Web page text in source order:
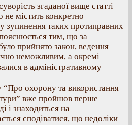
згаданої вище статті
не містить конкретно
зупинення таких протиправних
тим, що за
прийнято закон, ведення
неможливим, а окремі
в адміністративному
охорону та використання
вже пройшов перше
і знаходиться на
сподіватися, що недоліки